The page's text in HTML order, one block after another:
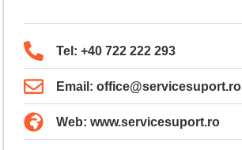
Tel: +40 722 222 293
Email: office@servicesuport.ro
Web: www.servicesuport.ro